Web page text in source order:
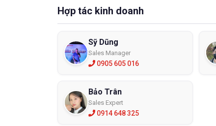
Hợp tác kinh doanh
Sỹ Dũng
Sales Manager
0905 605 016
Bảo Trân
Sales Expert
0914 648 325